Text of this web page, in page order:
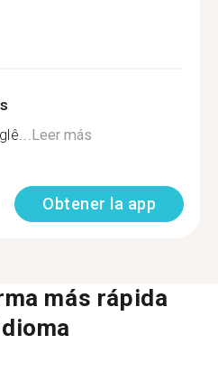
Leer más
Obtener la app
más rápida